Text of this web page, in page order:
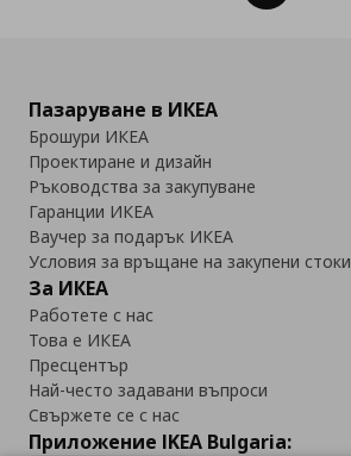
Пазаруване в ИКЕА
Брошури ИКЕА
Проектиране и дизайн
Ръководства за закупуване
Гаранции ИКЕА
Ваучер за подарък ИКЕА
Условия за връщане на закупени стоки
За ИКЕА
Работете с нас
Това е ИКЕА
Пресцентър
Най-често задавани въпроси
Свържете се с нас
Приложение IKEA Bulgaria: